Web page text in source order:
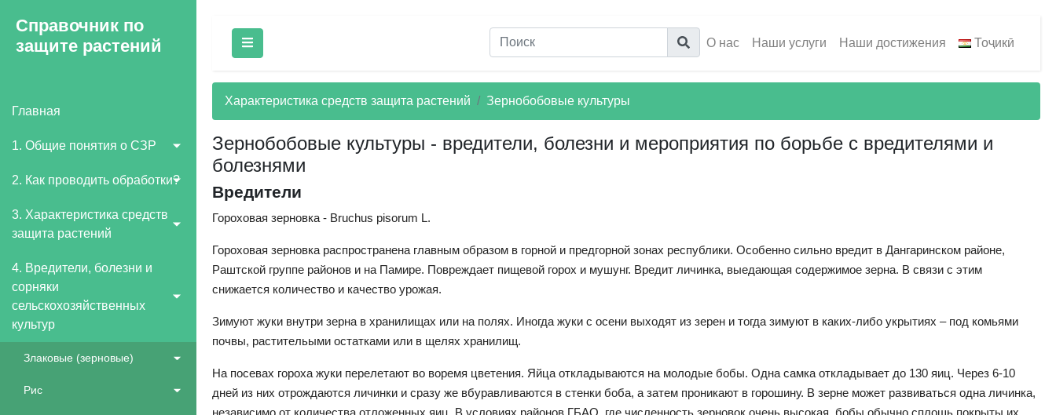
Справочник по
защите растений
Главная
1. Общие понятия о СЗР
2. Как проводить обработки?
3. Характеристика средств
защита растений
4. Вредители, болезни и
сорняки
сельскохозяйственных
культур
Злаковые (зерновые)
Рис
О нас Наши услуги Наши достижения Тоҷикӣ
Характеристика средств защита растений Зернобобовые культуры
Зернобобовые культуры - вредители, болезни и мероприятия по борьбе с вредителями и
болезнями
Вредители
Гороховая зерновка - Bruchus pisorum L.
Гороховая зерновка распространена главным образом в горной и предгорной зонах республики. Особенно сильно вредит в Дангаринском районе,
Раштской группе районов и на Памире. Повреждает пищевой горох и мушунг. Вредит личинка, выедающая содержимое зерна. В связи с этим
снижается количество и качество урожая.
Зимуют жуки внутри зерна в хранилищах или на полях. Иногда жуки с осени выходят из зерен и тогда зимуют в каких-либо укрытиях – под комьями
почвы, растительыми остатками или в щелях хранилищ.
На посевах гороха жуки перелетают во воремя цветения. Яйца откладываются на молодые бобы. Одна самка откладывает до 130 яиц. Через 6-10
дней из них отрождаются личинки и сразу же вбуравливаются в стенки боба, а затем проникают в горошину. В зерне может развиваться одна личинка,
независимо от количества отложенных яиц. В условиях районов ГБАО, где численность зерновок очень высокая, бобы обычно сплошь покрыты их